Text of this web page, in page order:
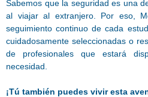
Sabemos que la seguridad es una
al viajar al extranjero. Por eso,
seguimiento continuo de cada
cuidadosamente seleccionadas o
de profesionales que estará
necesidad.
¡Tú también puedes vivir esta